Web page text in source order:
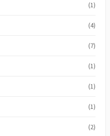
(1)
(4)
(7)
(1)
(1)
(1)
(2)